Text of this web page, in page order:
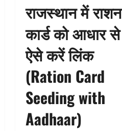
राजस्थान में राशन
कार्ड को आधार से
ऐसे करें लिंक
(Ration Card
Seeding with
Aadhaar)